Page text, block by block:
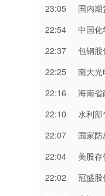
23:05
国内期
22:54
中国化学工程
22:37
包钢股份
22:25
南大光电：
22:16
海南
22:10
水利部专
22:07
国家防总
22:04
美股
22:02
冠盛股份